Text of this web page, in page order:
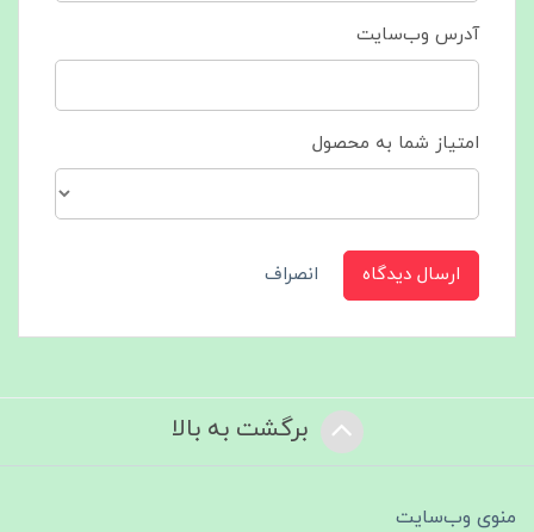
آدرس وب‌سایت
امتیاز شما به محصول
ارسال دیدگاه انصراف
برگشت به بالا
منوی وب‌سایت